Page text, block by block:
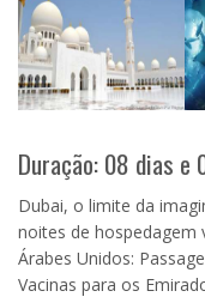
Duração: 08 dias
Dubai, o limite da
noites de hospedagem
Árabes Unidos:
Vacinas para os